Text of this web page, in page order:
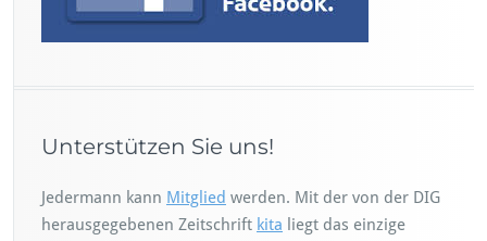
Unterstützen Sie uns!
Jedermann kann Mitglied werden. Mit der von der DIG
herausgegebenen Zeitschrift kita liegt das einzige